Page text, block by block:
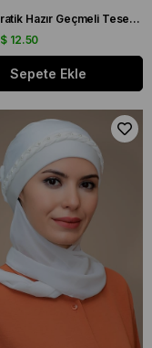
Zümrüt Pratik Hazır Geçmeli Tesettür Bone Sandy Kumaş Fiyonklu Çift Taraflı Tek Çapraz 1833_37
$ 12.50
Sepete Ekle